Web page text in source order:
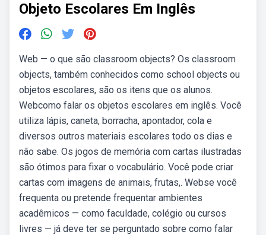
Objeto Escolares Em Inglês
Web — o que são classroom objects? Os classroom
objects, também conhecidos como school objects ou
objetos escolares, são os itens que os alunos.
Webcomo falar os objetos escolares em inglês. Você
utiliza lápis, caneta, borracha, apontador, cola e
diversos outros materiais escolares todo os dias e
não sabe. Os jogos de memória com cartas ilustradas
são ótimos para fixar o vocabulário. Você pode criar
cartas com imagens de animais, frutas,. Webse você
frequenta ou pretende frequentar ambientes
acadêmicos — como faculdade, colégio ou cursos
livres — já deve ter se perguntado sobre como falar